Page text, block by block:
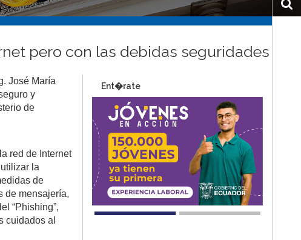
pero con las debidas seguridades
José María
y
de
red de Internet
la
de
de mensajería,
“Phishing”,
cuidados al
Ent�rate